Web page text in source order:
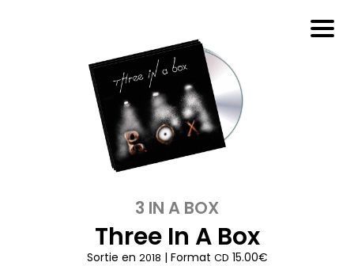
3 IN A BOX
Three In A Box
Sortie en 2018 | Format CD 15.00€